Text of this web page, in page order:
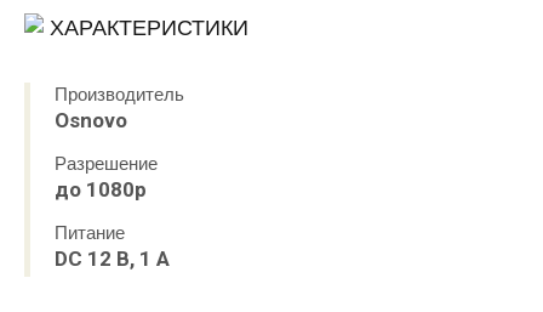
ХАРАКТЕРИСТИКИ
Производитель
Osnovo
Разрешение
до 1080р
Питание
DC 12 В, 1 A